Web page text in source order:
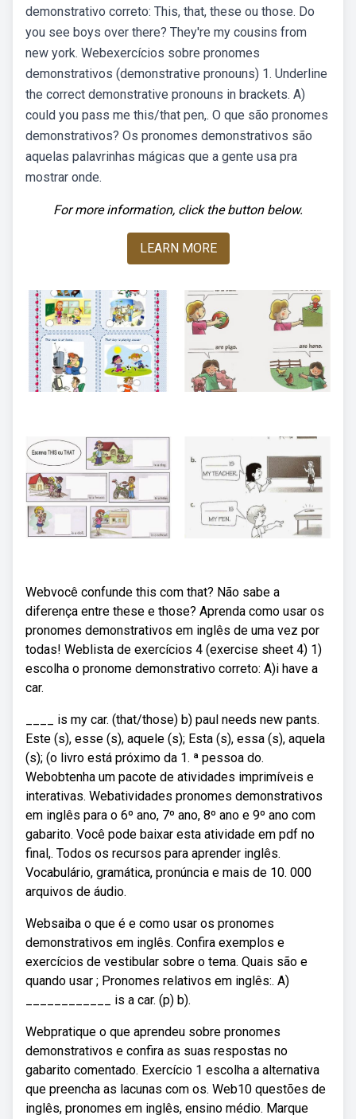
demonstrativo correto: This, that, these ou those. Do
you see boys over there? They're my cousins from
new york. Webexercícios sobre pronomes
demonstrativos (demonstrative pronouns) 1. Underline
the correct demonstrative pronouns in brackets. A)
could you pass me this/that pen,. O que são pronomes
demonstrativos? Os pronomes demonstrativos são
aquelas palavrinhas mágicas que a gente usa pra
mostrar onde.
For more information, click the button below.
LEARN MORE
Webvocê confunde this com that? Não sabe a
diferença entre these e those? Aprenda como usar os
pronomes demonstrativos em inglês de uma vez por
todas! Weblista de exercícios 4 (exercise sheet 4) 1)
escolha o pronome demonstrativo correto: A)i have a
car.
____ is my car. (that/those) b) paul needs new pants.
Este (s), esse (s), aquele (s); Esta (s), essa (s), aquela
(s); (o livro está próximo da 1. ª pessoa do.
Webobtenha um pacote de atividades imprimíveis e
interativas. Webatividades pronomes demonstrativos
em inglês para o 6º ano, 7º ano, 8º ano e 9º ano com
gabarito. Você pode baixar esta atividade em pdf no
final,. Todos os recursos para aprender inglês.
Vocabulário, gramática, pronúncia e mais de 10. 000
arquivos de áudio.
Websaiba o que é e como usar os pronomes
demonstrativos em inglês. Confira exemplos e
exercícios de vestibular sobre o tema. Quais são e
quando usar ; Pronomes relativos em inglês:. A)
____________ is a car. (p) b).
Webpratique o que aprendeu sobre pronomes
demonstrativos e confira as suas respostas no
gabarito comentado. Exercício 1 escolha a alternativa
que preencha as lacunas com os. Web10 questões de
inglês, pronomes em inglês, ensino médio. Marque